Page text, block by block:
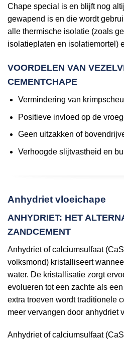
Chape special is en blijft nog
gewapend is en die wordt
alle thermische isolatie (zoals
isolatieplaten en isolatiemortel)
VOORDELEN VAN
CEMENTCHAPE
Vermindering van
Positieve invloed op de
Geen uitzakken of
Verhoogde slijtvastheid en
Anhydriet vloeichape
ANHYDRIET: HET
ZANDCEMENT
Anhydriet of calciumsulfaat
volksmond) kristalliseert
water. De kristallisatie zorgt
evolueren tot een zachte als
extra troeven wordt traditionele
meer vervangen door anhydriet
Anhydriet of calciumsulfaat